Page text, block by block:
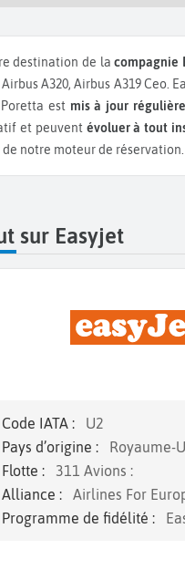
destination de lacompagnie
A320, Airbus A319 Ceo.
est mis à jour
et peuvent évoluer à tout
notre moteur de réservation.
sur Easyjet
Code IATA :
U2
Pays d’origine :
Royaume-
Flotte :
311 Avions :
Alliance :
Airlines For
Programme de fidélité :